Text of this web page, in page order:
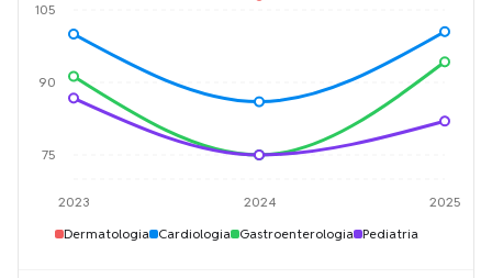
2023 2024 2025
75
90
105
Dermatologia Cardiologia Gastroenterologia Pediatria